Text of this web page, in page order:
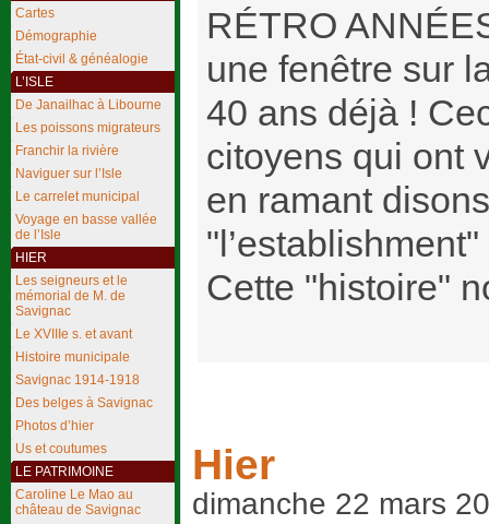
RÉTRO
une fenêtre sur
40 ans déjà !
citoyens qui ont
en ramant
Cette "histoire"
Hier
dimanche 22 mars
Cartes
Démographie
État-civil & généalogie
L’ISLE
De Janailhac à Libourne
Les poissons migrateurs
Franchir la rivière
Naviguer sur l’Isle
Le carrelet municipal
Voyage en basse vallée
de l’Isle
HIER
Les seigneurs et le
mémorial de M. de
Savignac
Le XVIIIe s. et avant
Histoire municipale
Savignac 1914-1918
Des belges à Savignac
Photos d’hier
Us et coutumes
LE PATRIMOINE
Caroline Le Mao au
château de Savignac